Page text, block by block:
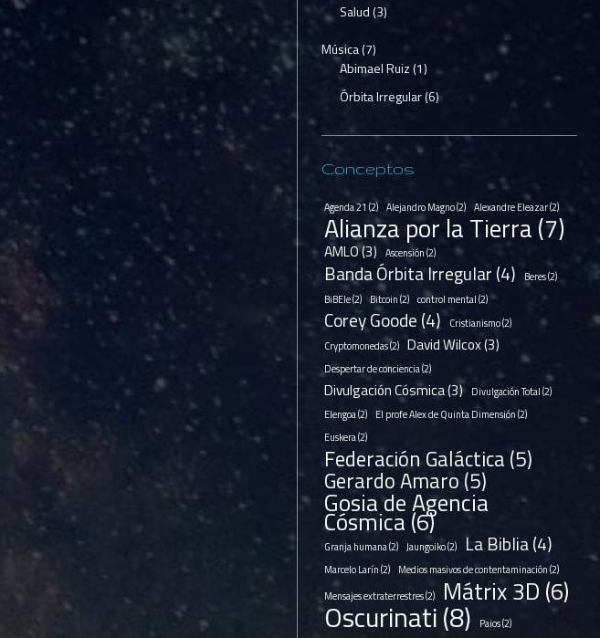
Salud(3)
Música(7)
Abimael Ruiz(1)
Órbita Irregular(6)
Conceptos
Agenda 21 (2) Alejandro Magno(2) Alexandre Eleazar(2)
Alianza por la Tierra(7)
AMLO(3) Ascensión(2)
Banda Órbita Irregular (4) Beres(2)
BiBEle(2) Bitcoin(2) control mental(2)
Corey Goode (4) Cristianismo(2)
Cryptomonedas(2) David Wilcox(3)
Despertar de conciencia(2)
Divulgación Cósmica(3) Divulgación Total(2)
Elengoa(2) El profe Alex de Quinta Dimensión(2)
Euskera(2)
Federación Galáctica (5)
Gerardo Amaro (5)
Gosia de Agencia
Cósmica(6)
Granja humana(2) Jaungoiko(2) La Biblia(4)
Marcelo Larín(2) Medios masivos de contentaminación(2)
Mensajes extraterrestres(2) Mátrix 3D (6)
Oscurinati(8) Paios(2)